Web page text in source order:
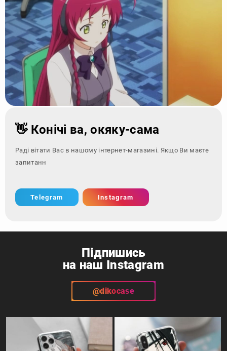
👋 Конічі ва, окяку-сама
Раді вітати Вас в нашому інтернет-магазині. Якщо Ви маєте
запитання - зверніт
Telegram Instagram
Підпишись
на наш Instagram
@dikocase